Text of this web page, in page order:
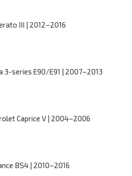
III | 2012–2016
3-series E90/E91 | 2007–2013
Caprice V | 2004–2006
BS4 | 2010–2016